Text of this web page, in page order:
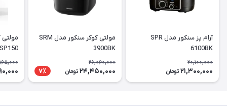
آرام پز سنکور مدل SPR
6100BK
20,100,000
21,300,000 تومان
مولتی کوکر سنکور مدل SRM
3900BK
26,060,000
24,450,000 تومان 7٪
SP150